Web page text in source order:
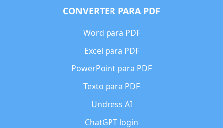
CONVERTER PARA PDF
Word para PDF
Excel para PDF
PowerPoint para PDF
Texto para PDF
Undress AI
ChatGPT login